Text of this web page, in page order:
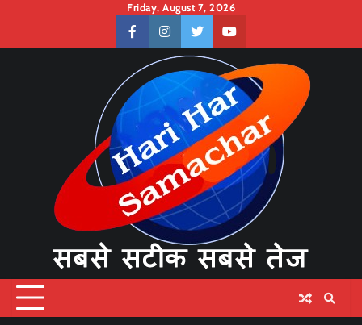
content
Friday, August 7, 2026
facebookinstagramtwitteryoutube